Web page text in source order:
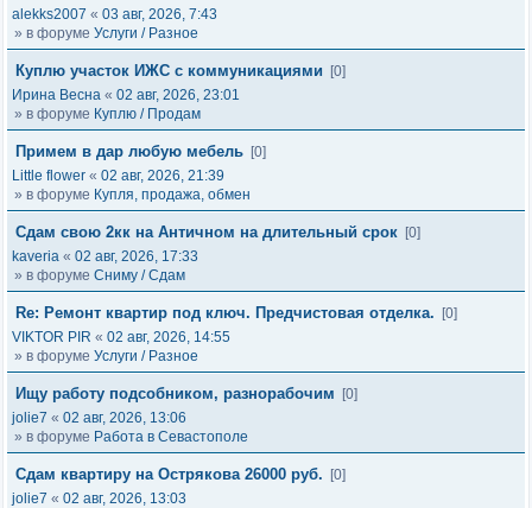
alekks2007 « 03 авг, 2026, 7:43
» в форуме Услуги / Разное
Куплю участок ИЖС с коммуникациями
[0]
Ирина Весна « 02 авг, 2026, 23:01
» в форуме Куплю / Продам
Примем в дар любую мебель [0]
Little flower « 02 авг, 2026, 21:39
» в форуме Купля, продажа, обмен
Сдам свою 2кк на Античном на длительный срок [0]
kaveria « 02 авг, 2026, 17:33
» в форуме Сниму / Сдам
Re: Ремонт квартир под ключ. Предчистовая отделка.
[0]
VIKTOR PIR « 02 авг, 2026, 14:55
» в форуме Услуги / Разное
Ищу работу подсобником, разнорабочим
[0]
jolie7 « 02 авг, 2026, 13:06
» в форуме Работа в Севастополе
Сдам квартиру на Острякова 26000 руб.
[0]
jolie7 « 02 авг, 2026, 13:03